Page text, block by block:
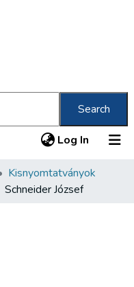
Search
Log In (current)
Kisnyomtatványok
Schneider József